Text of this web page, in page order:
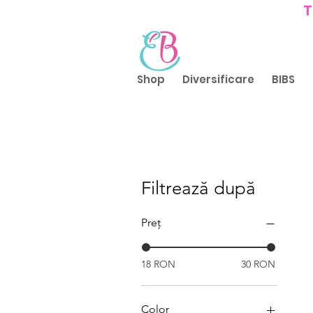
Shop Diversificare BIBS
Filtrează după
Preț
18 RON 30 RON
Color